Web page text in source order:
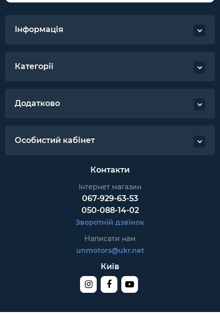
Інформація
Категорії
Додатково
Особистий кабінет
Контакти
Інтернет магазин
067-929-63-53
050-088-14-02
Зворотній дзвінок
Написати нам
unmotors@ukr.net
Київ